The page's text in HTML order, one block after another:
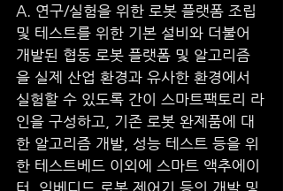
A. 연구/실험을 위한 로봇 플랫폼 조립
및 테스트를 위한 기본 설비와 더불어
개발된 협동 로봇 플랫폼 및 알고리즘
을 실제 산업 환경과 유사한 환경에서
실험할 수 있도록 간이 스마트팩토리 라
인을 구성하고, 기존 로봇 완제품에 대
한 알고리즘 개발, 성능 테스트 등을 위
한 테스트베드 이외에 스마트 액추에이
터, 임베디드 로봇 제어기 등의 개발 및